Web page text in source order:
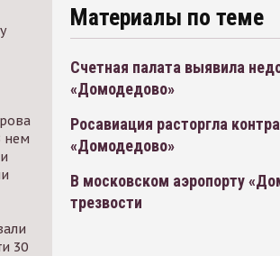
нем
30
Материалы по теме
Счетная палата выявила
«Домодедово»
Росавиация расторгла
«Домодедово»
В московском аэропорту
трезвости